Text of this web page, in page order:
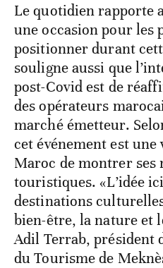
Le quotidien rapporte
une occasion pour les
positionner durant
souligne aussi que
post-Covid est de
des opérateurs
marché émetteur.
cet événement est
Maroc de montrer ses
touristiques. «L’idée
destinations
bien-être, la nature et
Adil Terrab, président
du Tourisme de